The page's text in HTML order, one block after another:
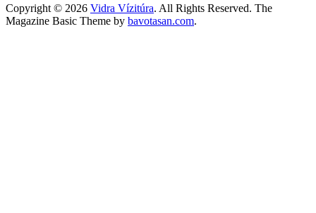
Copyright © 2026 Vidra Vízitúra. All Rights Reserved. The
Magazine Basic Theme by bavotasan.com.